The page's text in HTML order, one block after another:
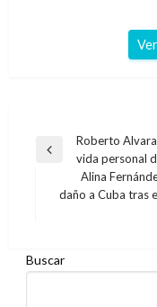
Navegación
entradas
Entrada
Roberto
vida personal
Entrada
Alina
daño a Cuba tras
Buscar